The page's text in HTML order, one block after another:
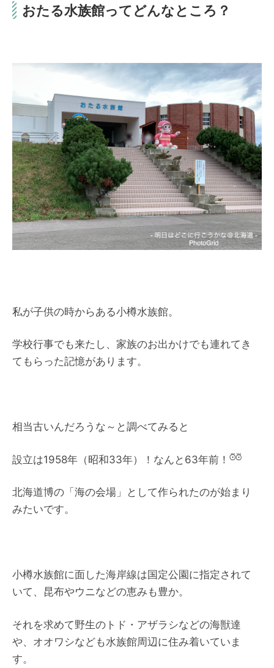
おたる水族館ってどんなところ？
私が子供の時からある小樽水族館。
学校行事でも来たし、家族のお出かけでも連れてき
てもらった記憶があります。
相当古いんだろうな～と調べてみると
設立は1958年（昭和33年）！なんと63年前！
北海道博の「海の会場」として作られたのが始まり
みたいです。
小樽水族館に面した海岸線は国定公園に指定されて
いて、昆布やウニなどの恵みも豊か。
それを求めて野生のトド・アザラシなどの海獣達
や、オオワシなども水族館周辺に住み着いていま
す。